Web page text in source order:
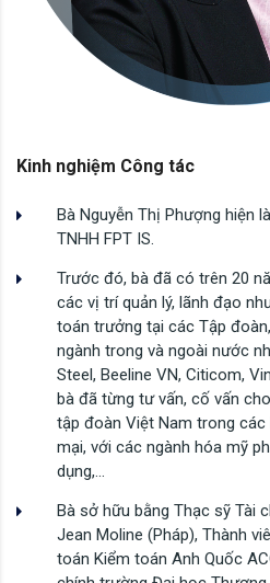
Kinh nghiệm Công tác
Bà Nguyễn Thị Phượng hiện
TNHH FPT IS.
Trước đó, bà đã có trên 20
các vị trí quản lý, lãnh đạo
toán trưởng tại các Tập
ngành trong và ngoài nước
Steel, Beeline VN, Citicom,
bà đã từng tư vấn, cố vấn
tập đoàn Việt Nam trong
mại, với các ngành hóa mỹ
dụng,…
Bà sở hữu bằng Thạc sỹ Tài
Jean Moline (Pháp), Thành
toán Kiểm toán Anh Quốc